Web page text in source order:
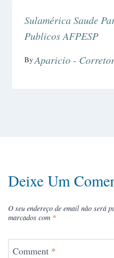
Sulamérica Saude
Publicos AFPESP
ByAparicio -
Deixe Um
O seu endereço de email não será
marcados com *
Comment *